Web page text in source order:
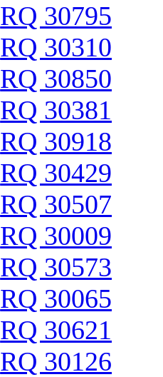
RQ 30795
RQ 30310
RQ 30850
RQ 30381
RQ 30918
RQ 30429
RQ 30507
RQ 30009
RQ 30573
RQ 30065
RQ 30621
RQ 30126